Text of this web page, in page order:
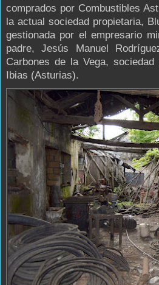
comprados por Combustibles
la actual sociedad propietaria,
gestionada por el empresario
padre, Jesús Manuel
Carbones de la Vega,
Ibias (Asturias).